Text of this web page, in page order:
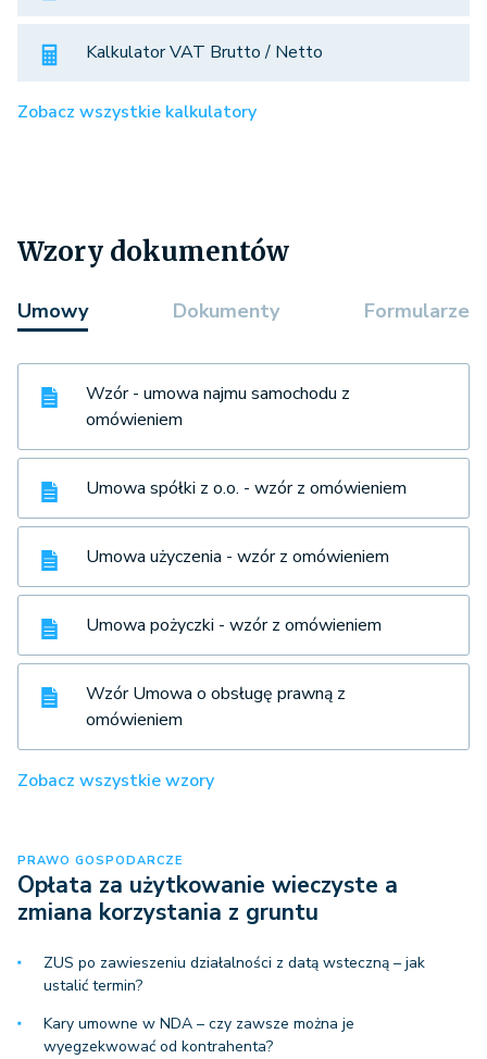
Kalkulator VAT Brutto / Netto
Zobacz wszystkie kalkulatory
Wzory dokumentów
Umowy Dokumenty Formularze
Wzór - umowa najmu samochodu z
omówieniem
Umowa spółki z o.o. - wzór z omówieniem
Umowa użyczenia - wzór z omówieniem
Umowa pożyczki - wzór z omówieniem
Wzór Umowa o obsługę prawną z
omówieniem
Zobacz wszystkie wzory
PRAWO GOSPODARCZE
Opłata za użytkowanie wieczyste a
zmiana korzystania z gruntu
ZUS po zawieszeniu działalności z datą wsteczną – jak
ustalić termin?
Kary umowne w NDA – czy zawsze można je
wyegzekwować od kontrahenta?